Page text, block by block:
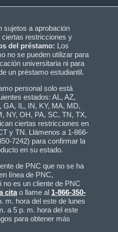
sujetos a aprobación
restricciones y
del préstamo: Los
no se pueden utilizar para
universitaria ni para
un préstamo estudiantil.
personal solo está
estados: AL, AZ,
GA, IL, IN, KY, MA, MD,
NY, OH, PA, SC, TN, TX,
ciertas restricciones en
y TN. Llámenos a 1-866-
7242) para confirmar la
en su estado.
de PNC que no se ha
línea de PNC,
no es un cliente de PNC
citao llame al 1-866-350-
m. hora del este de lunes
a 5 p. m. hora del este
para obtener más